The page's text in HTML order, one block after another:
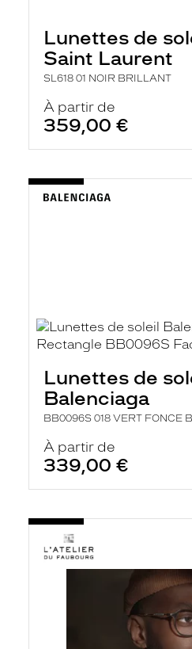
Lunettes de
Saint Laurent
SL618 01 NOIR BRILLANT
À partir de
359,00 €
Lunettes de
Balenciaga
BB0096S 018 VERT FONCE
À partir de
339,00 €